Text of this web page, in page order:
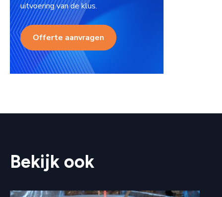
uitvoering van de klus.
Offerte aanvragen
Bekijk ook